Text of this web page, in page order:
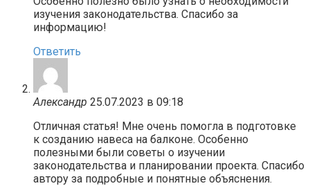
изучения законодательства. Спасибо за
информацию!
Ответить
Александр 25.07.2023 в 09:18
Отличная статья! Мне очень помогла в подготовке
к созданию навеса на балконе. Особенно
полезными были советы о изучении
законодательства и планировании проекта. Спасибо
автору за подробные и понятные объяснения.